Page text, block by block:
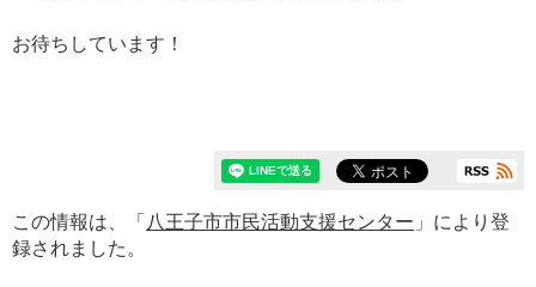
お待ちしています！
この情報は、「 八王子市市民活動支援センター 」により登
録されました。